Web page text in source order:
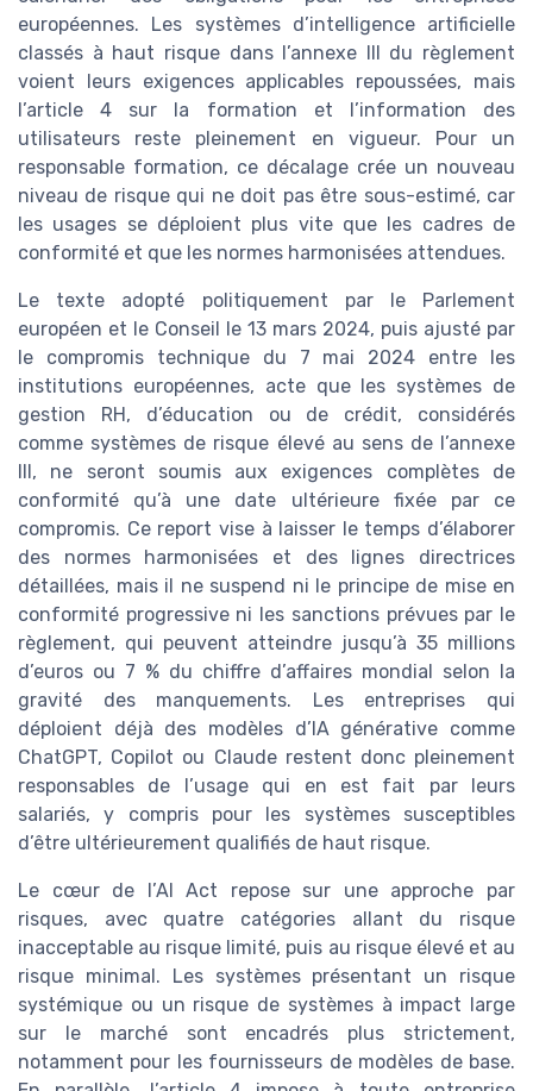
européennes. Les systèmes d’intelligence artificielle
classés à haut risque dans l’annexe III du règlement
voient leurs exigences applicables repoussées, mais
l’article 4 sur la formation et l’information des
utilisateurs reste pleinement en vigueur. Pour un
responsable formation, ce décalage crée un nouveau
niveau de risque qui ne doit pas être sous-estimé, car
les usages se déploient plus vite que les cadres de
conformité et que les normes harmonisées attendues.
Le texte adopté politiquement par le Parlement
européen et le Conseil le 13 mars 2024, puis ajusté par
le compromis technique du 7 mai 2024 entre les
institutions européennes, acte que les systèmes de
gestion RH, d’éducation ou de crédit, considérés
comme systèmes de risque élevé au sens de l’annexe
III, ne seront soumis aux exigences complètes de
conformité qu’à une date ultérieure fixée par ce
compromis. Ce report vise à laisser le temps d’élaborer
des normes harmonisées et des lignes directrices
détaillées, mais il ne suspend ni le principe de mise en
conformité progressive ni les sanctions prévues par le
règlement, qui peuvent atteindre jusqu’à 35 millions
d’euros ou 7 % du chiffre d’affaires mondial selon la
gravité des manquements. Les entreprises qui
déploient déjà des modèles d’IA générative comme
ChatGPT, Copilot ou Claude restent donc pleinement
responsables de l’usage qui en est fait par leurs
salariés, y compris pour les systèmes susceptibles
d’être ultérieurement qualifiés de haut risque.
Le cœur de l’AI Act repose sur une approche par
risques, avec quatre catégories allant du risque
inacceptable au risque limité, puis au risque élevé et au
risque minimal. Les systèmes présentant un risque
systémique ou un risque de systèmes à impact large
sur le marché sont encadrés plus strictement,
notamment pour les fournisseurs de modèles de base.